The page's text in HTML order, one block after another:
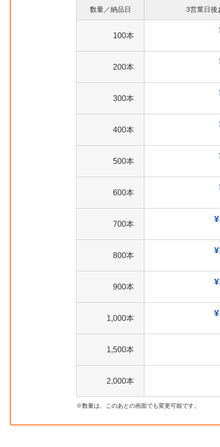
数量／納品日 3営業日後
100本
200本
300本
400本
500本
600本
700本
800本
900本
1,000本
1,500本
2,000本
数量は、このあとの画面でも変更可能です。